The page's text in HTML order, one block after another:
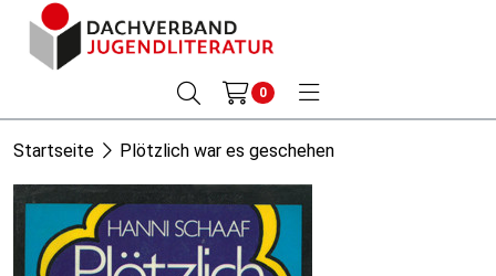
0
Startseite Plötzlich war es geschehen